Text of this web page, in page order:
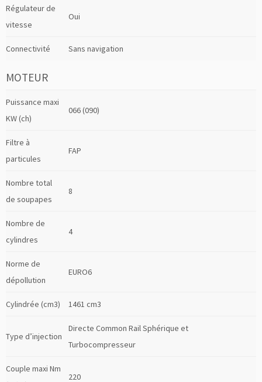
Régulateur de
vitesse
Oui
Connectivité Sans navigation
MOTEUR
Puissance maxi
KW (ch)
066 (090)
Filtre à
particules
FAP
Nombre total
de soupapes
8
Nombre de
cylindres
4
Norme de
dépollution
EURO6
Cylindrée (cm3) 1461 cm3
Type d’injection
Directe Common Rail Sphérique et
Turbocompresseur
Couple maxi Nm
220